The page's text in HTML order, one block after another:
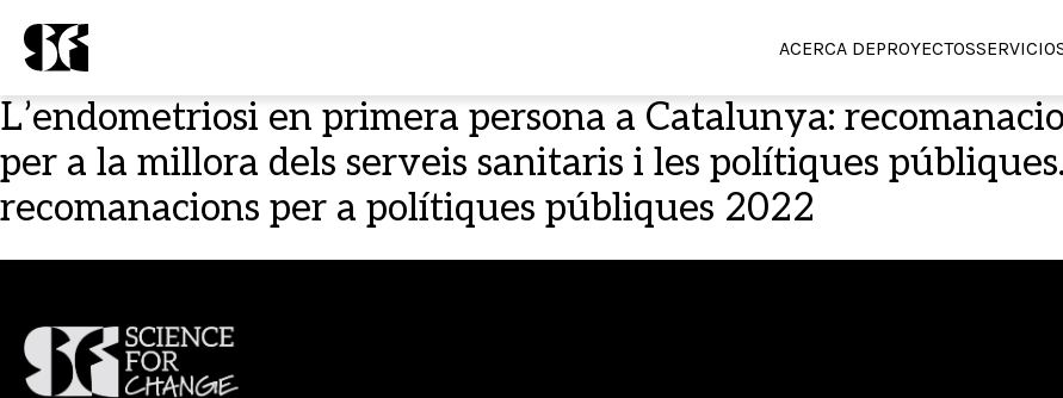
ACERCA DEPROYECTOS
L’endometriosi en primera persona a Catalunya:
per a la millora dels serveis sanitaris i les polítiques
recomanacions per a polítiques públiques 2022